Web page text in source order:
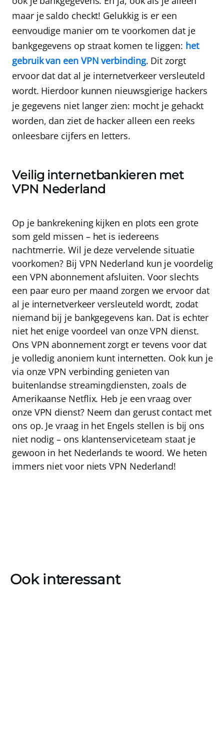
maar je saldo checkt! Gelukkig is er een
eenvoudige manier om te voorkomen dat je
bankgegevens op straat komen te liggen: het
gebruik van een VPN verbinding. Dit zorgt
ervoor dat dat al je internetverkeer versleuteld
wordt. Hierdoor kunnen nieuwsgierige hackers
je gegevens niet langer zien: mocht je gehackt
worden, dan ziet de hacker alleen een reeks
onleesbare cijfers en letters.
Veilig internetbankieren met
VPN Nederland
Op je bankrekening kijken en plots een grote
som geld missen – het is iedereens
nachtmerrie. Wil je deze vervelende situatie
voorkomen? Bij VPN Nederland kun je voordelig
een VPN abonnement afsluiten. Voor slechts
een paar euro per maand zorgen we ervoor dat
al je internetverkeer versleuteld wordt, zodat
niemand bij je bankgegevens kan. Dat is echter
niet het enige voordeel van onze VPN dienst.
Ons VPN abonnement zorgt er tevens voor dat
je volledig anoniem kunt internetten. Ook kun je
via onze VPN verbinding genieten van
buitenlandse streamingdiensten, zoals de
Amerikaanse Netflix. Heb je een vraag over
onze VPN dienst? Neem dan gerust contact met
ons op. Je vraag in het Engels stellen is bij ons
niet nodig – ons klantenserviceteam staat je
gewoon in het Nederlands te woord. We heten
immers niet voor niets VPN Nederland!
Ook interessant